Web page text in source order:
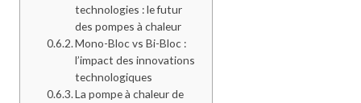
technologies : le futur
des pompes à chaleur
Mono-Bloc vs Bi-Bloc :
l’impact des innovations
technologiques
La pompe à chaleur de